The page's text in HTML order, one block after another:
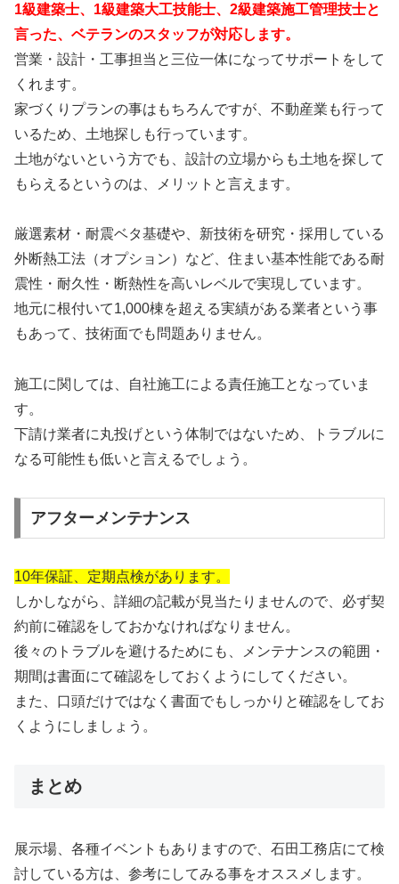
1級建築士、1級建築大工技能士、2級建築施工管理技士と
言った、ベテランのスタッフが対応します。
営業・設計・工事担当と三位一体になってサポートをして
くれます。
家づくりプランの事はもちろんですが、不動産業も行って
いるため、土地探しも行っています。
土地がないという方でも、設計の立場からも土地を探して
もらえるというのは、メリットと言えます。
厳選素材・耐震ベタ基礎や、新技術を研究・採用している
外断熱工法（オプション）など、住まい基本性能である耐
震性・耐久性・断熱性を高いレベルで実現しています。
地元に根付いて1,000棟を超える実績がある業者という事
もあって、技術面でも問題ありません。
施工に関しては、自社施工による責任施工となっていま
す。
下請け業者に丸投げという体制ではないため、トラブルに
なる可能性も低いと言えるでしょう。
アフターメンテナンス
10年保証、定期点検があります。
しかしながら、詳細の記載が見当たりませんので、必ず契
約前に確認をしておかなければなりません。
後々のトラブルを避けるためにも、メンテナンスの範囲・
期間は書面にて確認をしておくようにしてください。
また、口頭だけではなく書面でもしっかりと確認をしてお
くようにしましょう。
まとめ
展示場、各種イベントもありますので、石田工務店にて検
討している方は、参考にしてみる事をオススメします。